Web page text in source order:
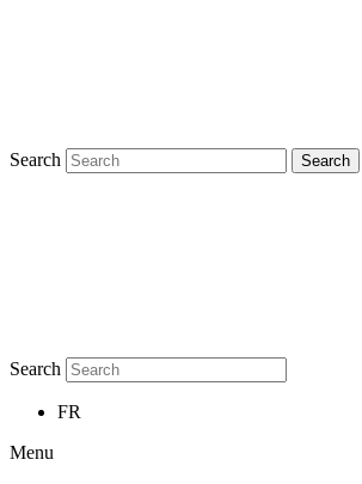
Search Search
Search
FR
Menu